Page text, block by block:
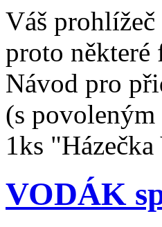
Váš prohlížeč
proto některé
Návod pro
(s
1ks
VODÁK